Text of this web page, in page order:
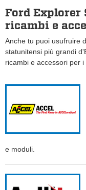
Ford Explorer
ricambi e
Anche tu puoi usufruire
statunitensi più grandi
ricambi e accessori per
e moduli.